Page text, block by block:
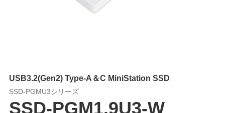
USB3.2(Gen2) Type-A＆C MiniStation SSD
SSD-PGMU3シリーズ
SSD-PGM1.9U3-W